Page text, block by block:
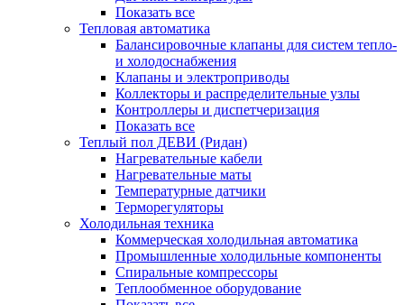
Показать все
Тепловая автоматика
Балансировочные клапаны для систем тепло-
и холодоснабжения
Клапаны и электроприводы
Коллекторы и распределительные узлы
Контроллеры и диспетчеризация
Показать все
Теплый пол ДЕВИ (Ридан)
Нагревательные кабели
Нагревательные маты
Температурные датчики
Терморегуляторы
Холодильная техника
Коммерческая холодильная автоматика
Промышленные холодильные компоненты
Спиральные компрессоры
Теплообменное оборудование